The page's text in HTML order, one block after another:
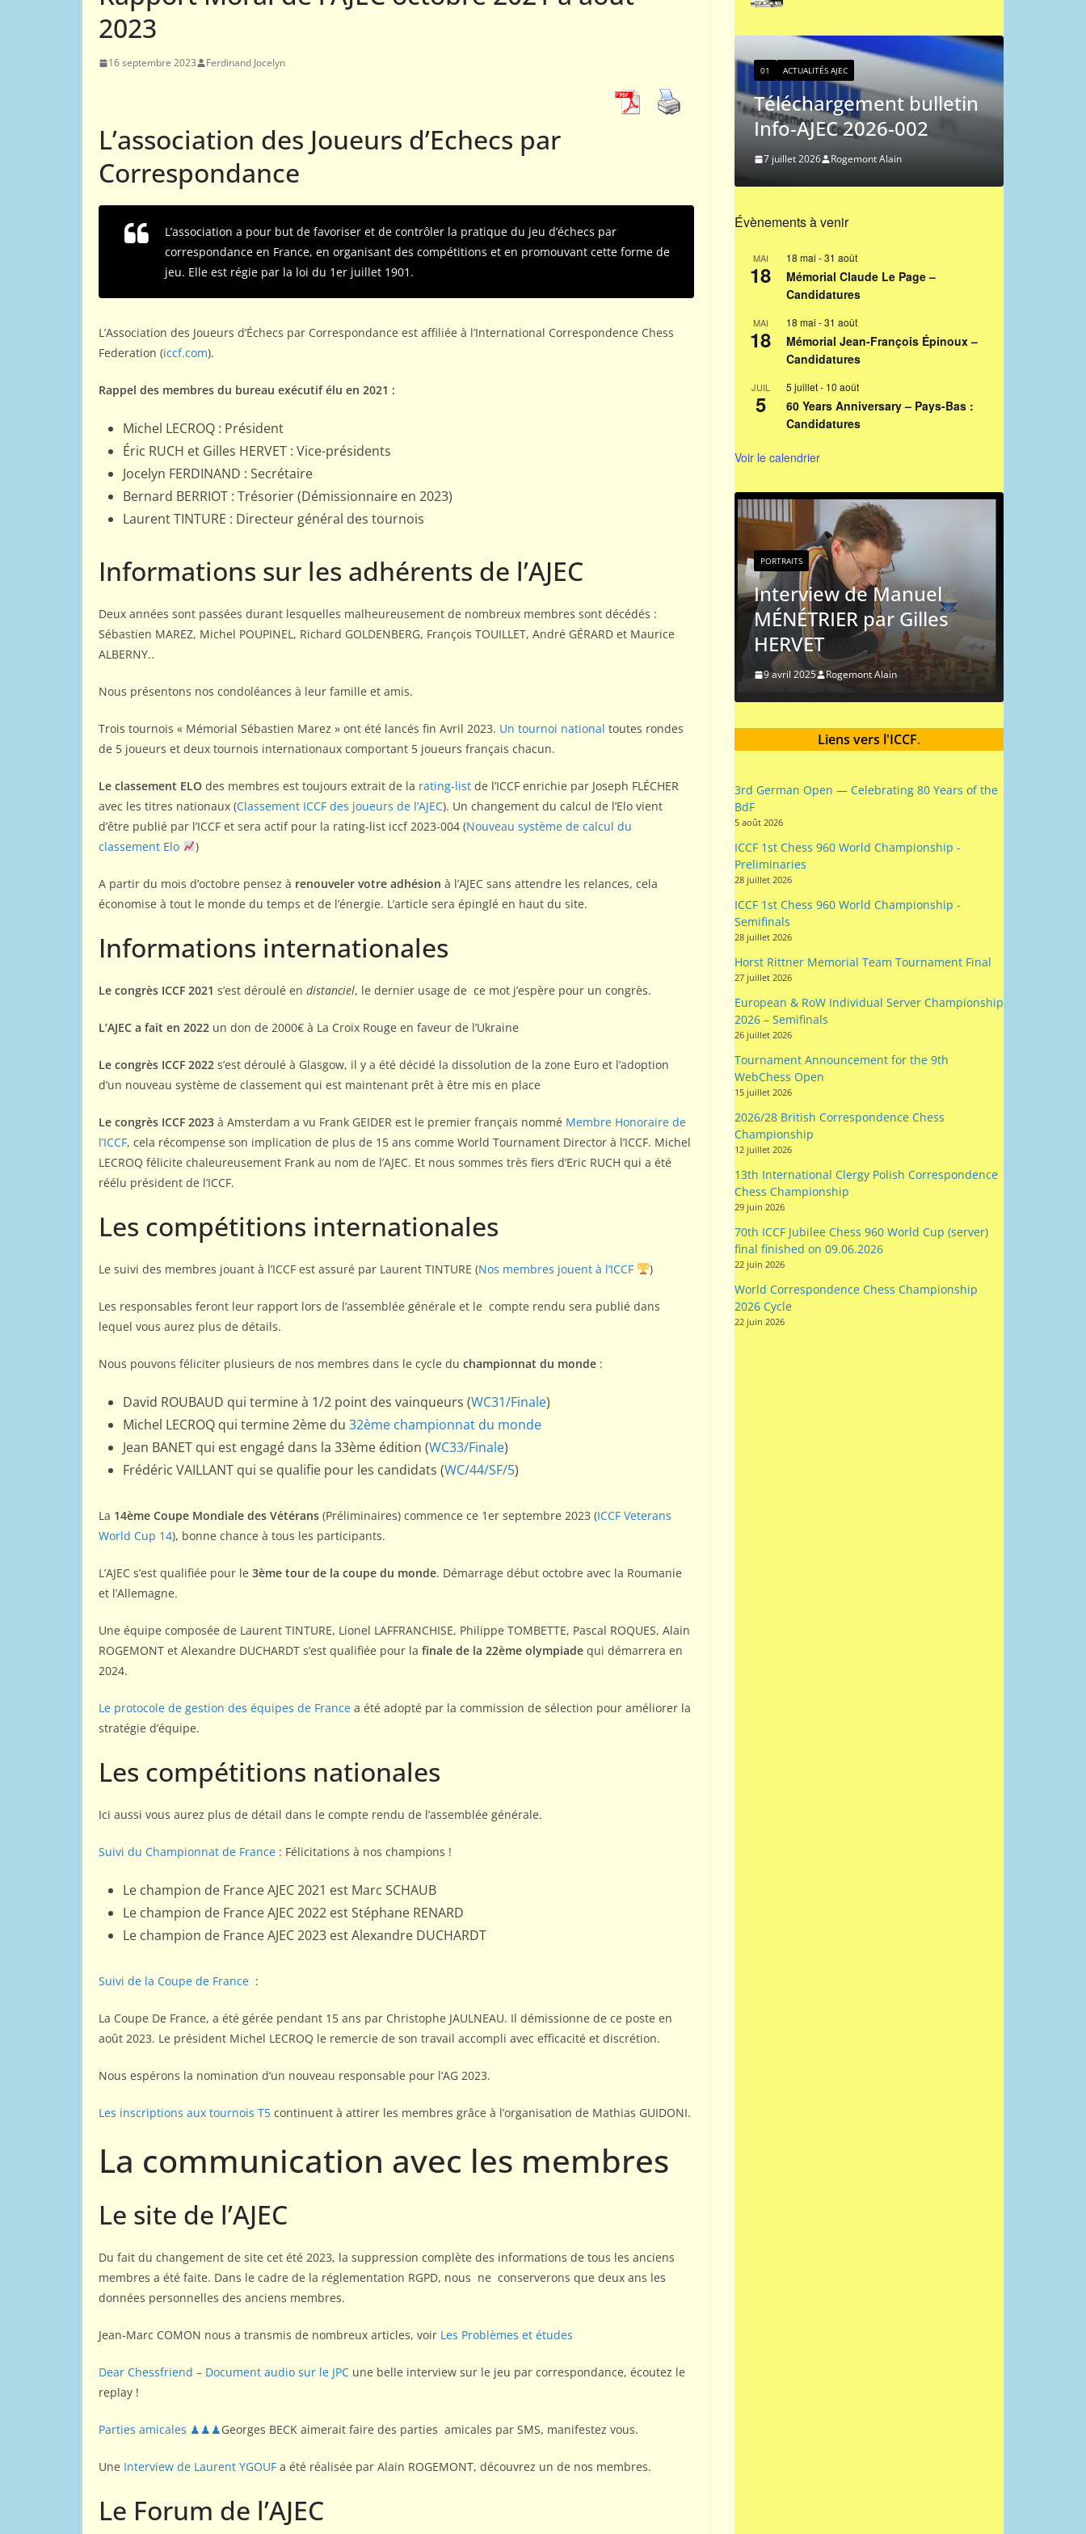
2023
16 septembre 2023 Ferdinand Jocelyn
L’association des Joueurs d’Echecs par
Correspondance
L’association a pour but de favoriser et de contrôler la pratique du jeu d’échecs par
correspondance en France, en organisant des compétitions et en promouvant cette forme de
jeu. Elle est régie par la loi du 1er juillet 1901.
L’Association des Joueurs d’Échecs par Correspondance est affiliée à l’International Correspondence Chess
Federation (iccf.com).
Rappel des membres du bureau exécutif élu en 2021 :
Michel LECROQ : Président
Éric RUCH et Gilles HERVET : Vice-présidents
Jocelyn FERDINAND : Secrétaire
Bernard BERRIOT : Trésorier (Démissionnaire en 2023)
Laurent TINTURE : Directeur général des tournois
Informations sur les adhérents de l’AJEC
Deux années sont passées durant lesquelles malheureusement de nombreux membres sont décédés :
Sébastien MAREZ, Michel POUPINEL, Richard GOLDENBERG, François TOUILLET, André GÉRARD et Maurice
ALBERNY..
Nous présentons nos condoléances à leur famille et amis.
Trois tournois « Mémorial Sébastien Marez » ont été lancés fin Avril 2023. Un tournoi national toutes rondes
de 5 joueurs et deux tournois internationaux comportant 5 joueurs français chacun.
Le classement ELO des membres est toujours extrait de la rating-list de l’ICCF enrichie par Joseph FLÉCHER
avec les titres nationaux (Classement ICCF des joueurs de l’AJEC). Un changement du calcul de l’Elo vient
d’être publié par l’ICCF et sera actif pour la rating-list iccf 2023-004 (Nouveau système de calcul du
classement Elo
)
A partir du mois d’octobre pensez à renouveler votre adhésion à l’AJEC sans attendre les relances, cela
économise à tout le monde du temps et de l’énergie. L’article sera épinglé en haut du site.
Informations internationales
Le congrès ICCF 2021 s’est déroulé en distanciel, le dernier usage de ce mot j’espère pour un congrès.
L’AJEC a fait en 2022 un don de 2000€ à La Croix Rouge en faveur de l’Ukraine
Le congrès ICCF 2022 s’est déroulé à Glasgow, il y a été décidé la dissolution de la zone Euro et l’adoption
d’un nouveau système de classement qui est maintenant prêt à être mis en place
Le congrès ICCF 2023 à Amsterdam a vu Frank GEIDER est le premier français nommé Membre Honoraire de
l’ICCF, cela récompense son implication de plus de 15 ans comme World Tournament Director à l’ICCF. Michel
LECROQ félicite chaleureusement Frank au nom de l’AJEC. Et nous sommes très fiers d’Eric RUCH qui a été
réélu président de l’ICCF.
Les compétitions internationales
Le suivi des membres jouant à l’ICCF est assuré par Laurent TINTURE (Nos membres jouent à l’ICCF )
Les responsables feront leur rapport lors de l’assemblée générale et le compte rendu sera publié dans
lequel vous aurez plus de détails.
Nous pouvons féliciter plusieurs de nos membres dans le cycle du championnat du monde :
David ROUBAUD qui termine à 1/2 point des vainqueurs (WC31/Finale)
Michel LECROQ qui termine 2ème du 32ème championnat du monde
Jean BANET qui est engagé dans la 33ème édition (WC33/Finale)
Frédéric VAILLANT qui se qualifie pour les candidats (WC/44/SF/5)
La 14ème Coupe Mondiale des Vétérans (Préliminaires) commence ce 1er septembre 2023 (ICCF Veterans
World Cup 14), bonne chance à tous les participants.
L’AJEC s’est qualifiée pour le 3ème tour de la coupe du monde. Démarrage début octobre avec la Roumanie
et l’Allemagne.
Une équipe composée de Laurent TINTURE, Lionel LAFFRANCHISE, Philippe TOMBETTE, Pascal ROQUES, Alain
ROGEMONT et Alexandre DUCHARDT s’est qualifiée pour la finale de la 22ème olympiade qui démarrera en
2024.
Le protocole de gestion des équipes de France a été adopté par la commission de sélection pour améliorer la
stratégie d’équipe.
Les compétitions nationales
Ici aussi vous aurez plus de détail dans le compte rendu de l’assemblée générale.
Suivi du Championnat de France : Félicitations à nos champions !
Le champion de France AJEC 2021 est Marc SCHAUB
Le champion de France AJEC 2022 est Stéphane RENARD
Le champion de France AJEC 2023 est Alexandre DUCHARDT
Suivi de la Coupe de France :
La Coupe De France, a été gérée pendant 15 ans par Christophe JAULNEAU. Il démissionne de ce poste en
août 2023. Le président Michel LECROQ le remercie de son travail accompli avec efficacité et discrétion.
Nous espérons la nomination d’un nouveau responsable pour l’AG 2023.
Les inscriptions aux tournois T5 continuent à attirer les membres grâce à l’organisation de Mathias GUIDONI.
La communication avec les membres
Le site de l’AJEC
Du fait du changement de site cet été 2023, la suppression complète des informations de tous les anciens
membres a été faite. Dans le cadre de la réglementation RGPD, nous ne conserverons que deux ans les
données personnelles des anciens membres.
Jean-Marc COMON nous a transmis de nombreux articles, voir Les Problèmes et études
Dear Chessfriend – Document audio sur le JPC une belle interview sur le jeu par correspondance, écoutez le
replay !
Parties amicales ♟♟♟Georges BECK aimerait faire des parties amicales par SMS, manifestez vous.
Une Interview de Laurent YGOUF a été réalisée par Alain ROGEMONT, découvrez un de nos membres.
Le Forum de l’AJEC
COMPÉTITIONS NATIONALES
par correspondance ?
26 octobre 2015
Téléchargement bulletin
01 ACTUALITÉS AJEC
Classement ICCF des
joueurs de l’AJEC –
2026/3
27 juin 2026 Ferdinand Jocelyn
Évènements à venir
MAI
18
18 mai -31 août
Mémorial Claude Le Page –
Candidatures
MAI
18
18 mai -31 août
Mémorial Jean-François Épinoux –
Candidatures
JUIL
5
5 juillet- 10 août
60 Years Anniversary – Pays-Bas :
Candidatures
Voir le calendrier
du monde 1972-1976)
Interview de Manuel
MÉNÉTRIER par Gilles
HERVET
PORTRAITS
Portrait chinois : Jean-
Michel Hagnere
9 mai 2024 Rogemont Alain
Liens vers l'ICCF
3rd German Open — Celebrating 80 Years of the
ICCF 1st Chess 960 World Championship -
Preliminaries
28 juillet 2026
ICCF 1st Chess 960 World Championship -
Semifinals
28 juillet 2026
Horst Rittner Memorial Team Tournament Final
27 juillet 2026
European & RoW Individual Server Championship
2026 – Semifinals
26 juillet 2026
Tournament Announcement for the 9th
WebChess Open
15 juillet 2026
2026/28 British Correspondence Chess
Championship
12 juillet 2026
13th International Clergy Polish Correspondence
Chess Championship
29 juin 2026
70th ICCF Jubilee Chess 960 World Cup (server)
final finished on 09.06.2026
22 juin 2026
World Correspondence Chess Championship
2026 Cycle
22 juin 2026